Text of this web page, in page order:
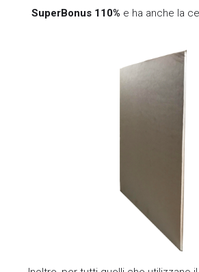
SuperBonus 110% e ha anche la